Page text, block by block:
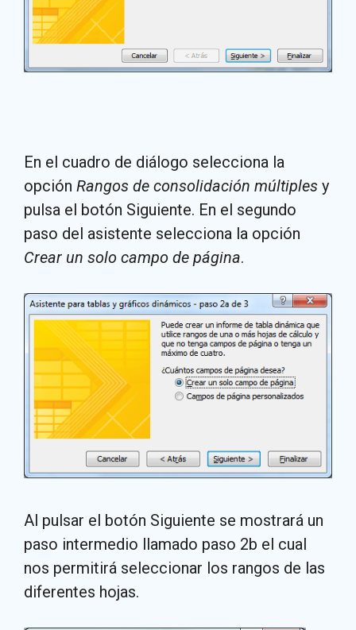
En el cuadro de diálogo selecciona la
opción Rangos de consolidación múltiples y
pulsa el botón Siguiente. En el segundo
paso del asistente selecciona la opción
Crear un solo campo de página.
Al pulsar el botón Siguiente se mostrará un
paso intermedio llamado paso 2b el cual
nos permitirá seleccionar los rangos de las
diferentes hojas.